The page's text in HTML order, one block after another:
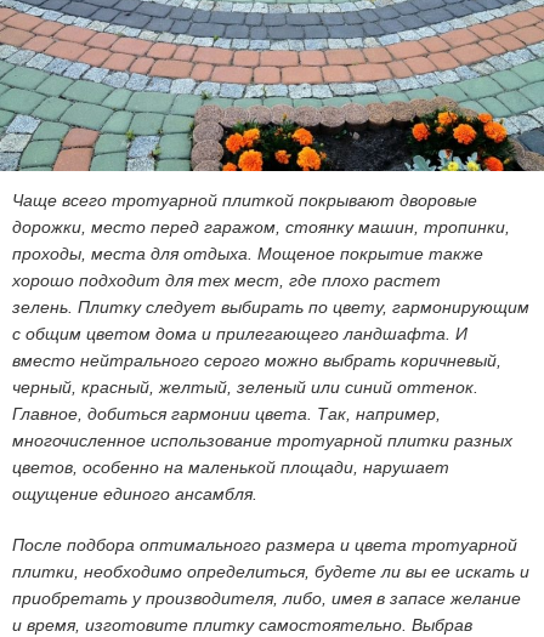
Чаще всего тротуарной плиткой покрывают дворовые
дорожки, место перед гаражом, стоянку машин, тропинки,
проходы, места для отдыха. Мощеное покрытие также
хорошо подходит для тех мест, где плохо растет
зелень. Плитку следует выбирать по цвету, гармонирующим
с общим цветом дома и прилегающего ландшафта. И
вместо нейтрального серого можно выбрать коричневый,
черный, красный, желтый, зеленый или синий оттенок.
Главное, добиться гармонии цвета. Так, например,
многочисленное использование тротуарной плитки разных
цветов, особенно на маленькой площади, нарушает
ощущение единого ансамбля.
После подбора оптимального размера и цвета тротуарной
плитки, необходимо определиться, будете ли вы ее искать и
приобретать у производителя, либо, имея в запасе желание
и время, изготовите плитку самостоятельно. Выбрав